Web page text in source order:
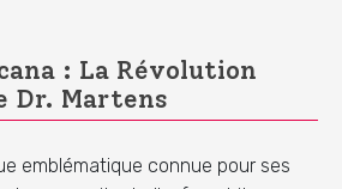
: La Révolution
Dr. Martens
emblématique connue pour ses